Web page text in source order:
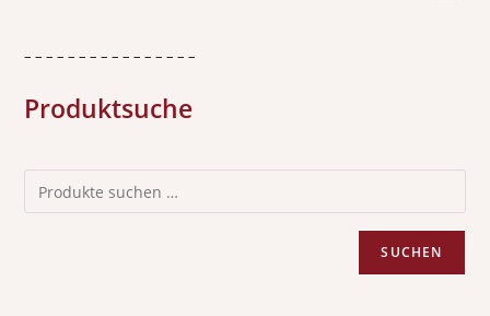
– – – – – – – – – – – – – – – –
Produktsuche
SUCHEN